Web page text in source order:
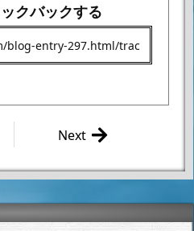
クバックする
淵けんじ
ー」 感想
Next